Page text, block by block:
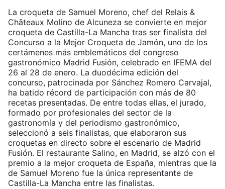
La croqueta de Samuel Moreno, chef del Relais &
Châteaux Molino de Alcuneza se convierte en mejor
croqueta de Castilla-La Mancha tras ser finalista del
Concurso a la Mejor Croqueta de Jamón, uno de los
certámenes más emblemáticos del congreso
gastronómico Madrid Fusión, celebrado en IFEMA del
26 al 28 de enero. La duodécima edición del
concurso, patrocinada por Sánchez Romero Carvajal,
ha batido récord de participación con más de 80
recetas presentadas. De entre todas ellas, el jurado,
formado por profesionales del sector de la
gastronomía y del periodismo gastronómico,
seleccionó a seis finalistas, que elaboraron sus
croquetas en directo sobre el escenario de Madrid
Fusión. El restaurante Salino, en Madrid, se alzó con el
premio a la mejor croqueta de España, mientras que la
de Samuel Moreno fue la única representante de
Castilla-La Mancha entre las finalistas.